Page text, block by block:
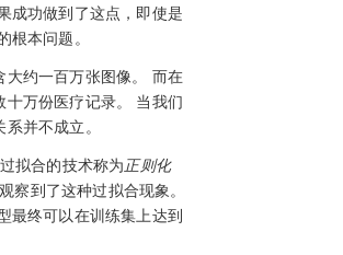
成功做到了这点，即使是
本问题。
约一百万张图像。 而在
万份医疗记录。 当我们
并不成立。
拟合的技术称为正则化
到了这种过拟合现象。
最终可以在训练集上达到